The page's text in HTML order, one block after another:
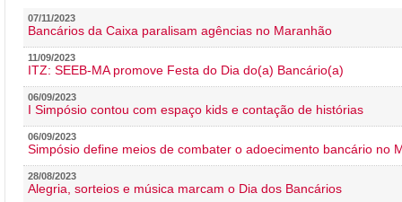
07/11/2023
Bancários da Caixa paralisam agências no Maranhão
11/09/2023
ITZ: SEEB-MA promove Festa do Dia do(a) Bancário(a)
06/09/2023
I Simpósio contou com espaço kids e contação de histórias
06/09/2023
Simpósio define meios de combater o adoecimento bancário no
28/08/2023
Alegria, sorteios e música marcam o Dia dos Bancários